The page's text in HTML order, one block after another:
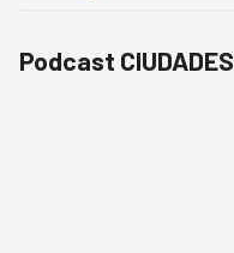
Podcast CIUDADES